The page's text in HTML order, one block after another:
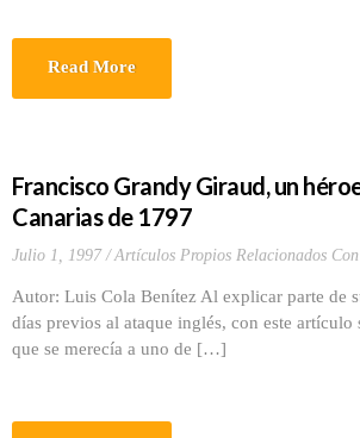
Read More
Francisco Grandy Giraud, un
Canarias de 1797
Julio 1, 1997 Artículos Propios Relacionados
Autor: Luis Cola Benítez Al explicar parte de
días previos al ataque inglés, con este artículo
que se merecía a uno de […]